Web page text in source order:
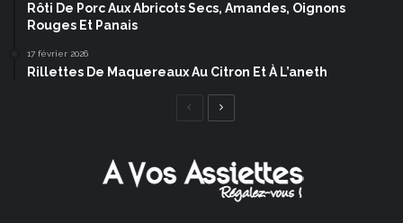
Rôti De Porc Aux Abricots Secs, Amandes, Oignons
Rouges Et Panais
17 février 2026
Rillettes De Maquereaux Au Citron Et À L’aneth
Page